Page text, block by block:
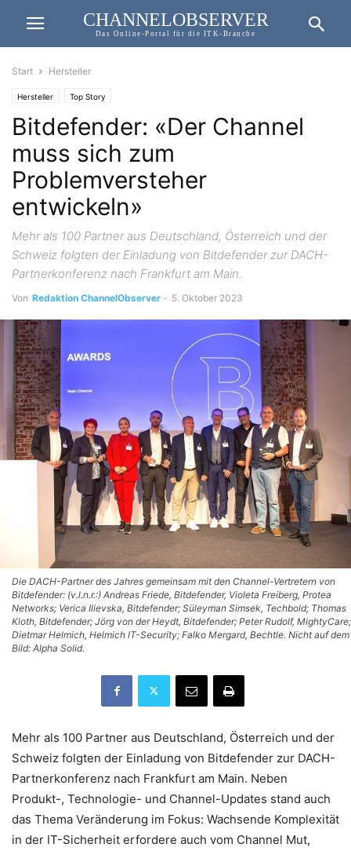
CHANNELOBSERVER
Das Online-Portal für die ITK-Branche
Start Hersteller
Hersteller Top Story
Bitdefender: «Der Channel
muss sich zum
Problemversteher
entwickeln»
Mehr als 100 Partner aus Deutschland, Österreich und der
Schweiz folgten der Einladung von Bitdefender zur DACH-
Partnerkonferenz nach Frankfurt am Main.
Von Redaktion ChannelObserver - 5. Oktober 2023
Die DACH-Partner des Jahres gemeinsam mit den Channel-Vertretern von
Bitdefender: (v.l.n.r.:) Andreas Friede, Bitdefender, Violeta Freiberg, Protea
Networks; Verica Ilievska, Bitdefender; Süleyman Simsek, Techbold; Thomas
Kloth, Bitdefender; Jörg von der Heydt, Bitdefender; Peter Rudolf, MightyCare;
Dietmar Helmich, Helmich IT-Security; Falko Mergard, Bechtle. Nicht auf dem
Bild: Alpha Solid.
Mehr als 100 Partner aus Deutschland, Österreich und der
Schweiz folgten der Einladung von Bitdefender zur DACH-
Partnerkonferenz nach Frankfurt am Main. Neben
Produkt-, Technologie- und Channel-Updates stand auch
das Thema Veränderung im Fokus: Wachsende Komplexität
in der IT-Sicherheit erfordere auch vom Channel Mut,